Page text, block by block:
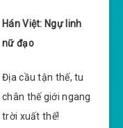
Hán Việt: Ngự linh
nữ đạo
Địa cầu tận thế, tu
chân thế giới ngang
trời xuất thế!